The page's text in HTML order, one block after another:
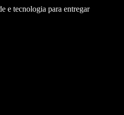
e tecnologia para entregar